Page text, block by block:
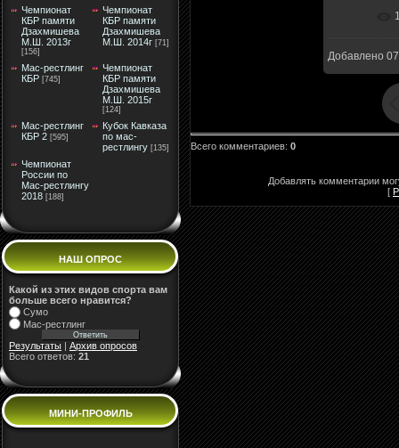
Чемпионат
КБР памяти
Дзахмишева
М.Ш. 2013г
[156]
Чемпионат
КБР памяти
Дзахмишева
М.Ш. 2014г [71]
Мас-рестлинг
КБР [745]
Чемпионат
КБР памяти
Дзахмишева
М.Ш. 2015г
[124]
Мас-рестлинг
КБР 2 [595]
Кубок Кавказа
по мас-
рестлингу [135]
Чемпионат
России по
Мас-рестлингу
2018 [188]
НАШ ОПРОС
Какой из этих видов спорта вам
больше всего нравится?
Сумо
Мас-рестлинг
Результаты
Архив опросов
Всего ответов: 21
МИНИ-ПРОФИЛЬ
Добавлено
Всего комментариев: 0
Добавлять комментарии
[